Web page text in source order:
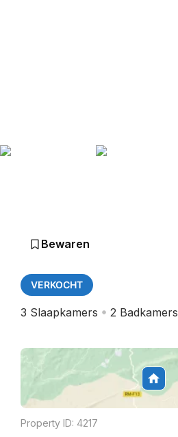
Bewaren
VERKOCHT
3 Slaapkamers 2 Badkamers
Property ID: 4217